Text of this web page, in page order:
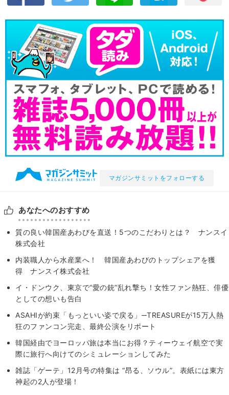
マガジンサミットをフォローする
あなたへのおすすめ
質の良い韓国産あわびを直送！5つのこだわりとは？ ナンスイ
株式会社
内装職人から水産業へ！ 韓国産あわびのトップシェアを獲
得 ナンスイ株式会社
イ・ドンウク、東京で“愛の銃”乱れ撃ち！女性ファン熱狂、俳優
としての想いも告白
ASAHIが約束「もっといい姿で戻る」─TREASUREが15万人熱
狂のファンコン完走、最終公演をリポート
韓国経由でヨーロッパ旅は本当にお得？ティーウェイ航空で実
際に旅行へ向けてのシミュレーションしてみた
雑誌「ゲーテ」12月号の特集は “昂る、ソウル”。表紙には東方
神起の2人が登場！